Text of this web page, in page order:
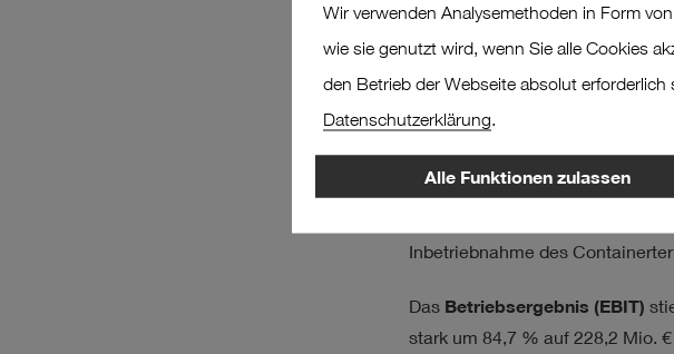
Wir verwenden Analysemethoden in Form
wie sie genutzt wird, wenn Sie alle Cookies
den Betrieb der Webseite absolut
Datenschutzerklärung.
Alle Funktionen zulassen
(EBITDA)um 40,5 % auf406,7
Anstieg derEBITDA -Marge auf
gegenüber dem Vorjahr (im
Wertberichtigung des
in weitere
Inbetriebnahme des
Das Betriebsergebnis (EBIT)
stark um 84,7 % auf 228,2 Mio. €